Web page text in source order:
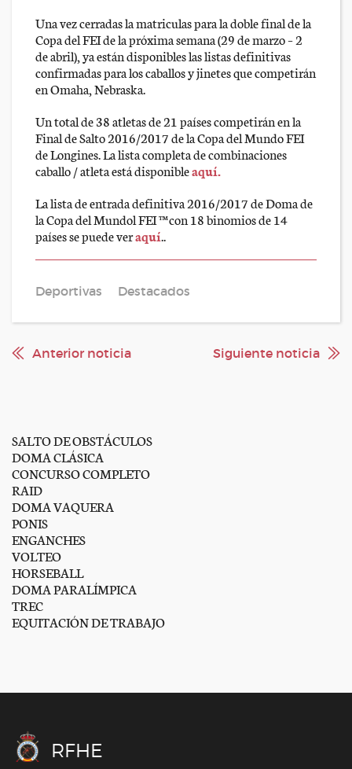
Una vez cerradas la matriculas para la doble final de la
Copa del FEI de la próxima semana (29 de marzo – 2
de abril), ya están disponibles las listas definitivas
confirmadas para los caballos y jinetes que competirán
en Omaha, Nebraska.
Un total de 38 atletas de 21 países competirán en la
Final de Salto 2016/2017 de la Copa del Mundo FEI
de Longines. La lista completa de combinaciones
caballo / atleta está disponibleaquí.
La lista de entrada definitiva 2016/2017 de Doma de
la Copa del Mundol FEI ™ con 18 binomios de 14
países se puede veraquí..
Deportivas Destacados
Anterior noticia Siguiente noticia
SALTO DE OBSTÁCULOS
DOMA CLÁSICA
CONCURSO COMPLETO
RAID
DOMA VAQUERA
PONIS
ENGANCHES
VOLTEO
HORSEBALL
DOMA PARALÍMPICA
TREC
EQUITACIÓN DE TRABAJO
RFHE